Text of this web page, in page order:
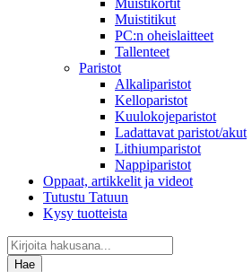
Muistikortit
Muistitikut
PC:n oheislaitteet
Tallenteet
Paristot
Alkaliparistot
Kelloparistot
Kuulokojeparistot
Ladattavat paristot/akut
Lithiumparistot
Nappiparistot
Oppaat, artikkelit ja videot
Tutustu Tatuun
Kysy tuotteista
Hae